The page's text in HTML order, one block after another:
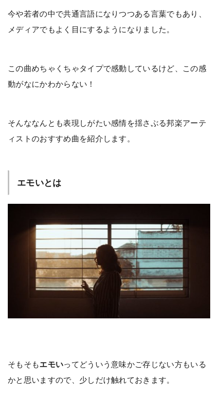
今や若者の中で共通言語になりつつある言葉でもあり、
メディアでもよく目にするようになりました。
この曲めちゃくちゃタイプで感動しているけど、この感
動がなにかわからない！
そんななんとも表現しがたい感情を揺さぶる邦楽アーテ
ィストのおすすめ曲を紹介します。
エモいとは
そもそもエモいってどういう意味かご存じない方もいる
かと思いますので、少しだけ触れておきます。